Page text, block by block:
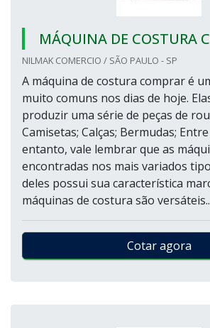
MÁQUINA DE COSTURA
NILMAK COMERCIO / SÃO PAULO - SP
A máquina de costura comprar é
muito comuns nos dias de hoje.
produzir uma série de peças de
Camisetas; Calças; Bermudas;
entanto, vale lembrar que as
encontradas nos mais variados
deles possui sua característica
máquinas de costura são
Cotar agora